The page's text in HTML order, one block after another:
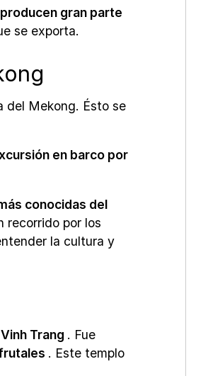
producen gran parte
se exporta.
del Mekong. Ésto se
en barco por
conocidas del
recorrido por los
la cultura y
Trang . Fue
. Este templo